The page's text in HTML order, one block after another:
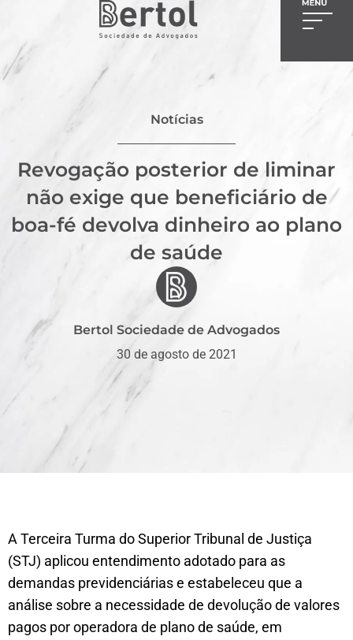
Notícias
Revogação posterior de liminar
não exige que beneficiário de
boa-fé devolva dinheiro ao plano
de saúde
Bertol Sociedade de Advogados
30 de agosto de 2021
​​​A Terceira Turma do Superior Tribunal de Justiça
(STJ) aplicou entendimento adotado para as
demandas previdenciárias e estabeleceu que a
análise sobre a necessidade de devolução de valores
pagos por operadora de plano de saúde, em